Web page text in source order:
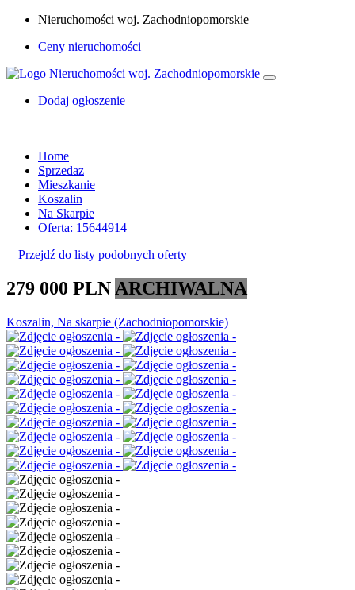
Nieruchomości woj. Zachodniopomorskie
Ceny nieruchomości
Dodaj ogłoszenie
Home
Sprzedaz
Mieszkanie
Koszalin
Na Skarpie
Oferta: 15644914
Przejdź do listy podobnych oferty
279 000 PLN ARCHIWALNA
Koszalin, Na skarpie (Zachodniopomorskie)